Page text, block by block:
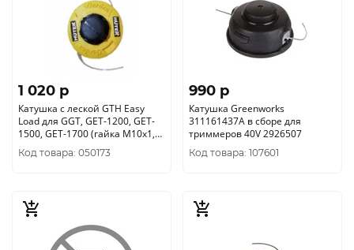
1 020 p
Катушка с леской GTH Easy
Load для GGT, GET-1200, GET-
1500, GET-1700 (гайка М10х1,
25 левая) 71/2/25
Код товара: 050173
990 p
Катушка Greenworks
311161437A в сборе для
триммеров 40V 2926507
Код товара: 107601